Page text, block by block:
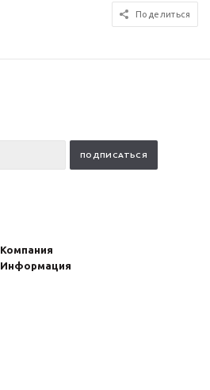
Поделиться
Компания
Информация